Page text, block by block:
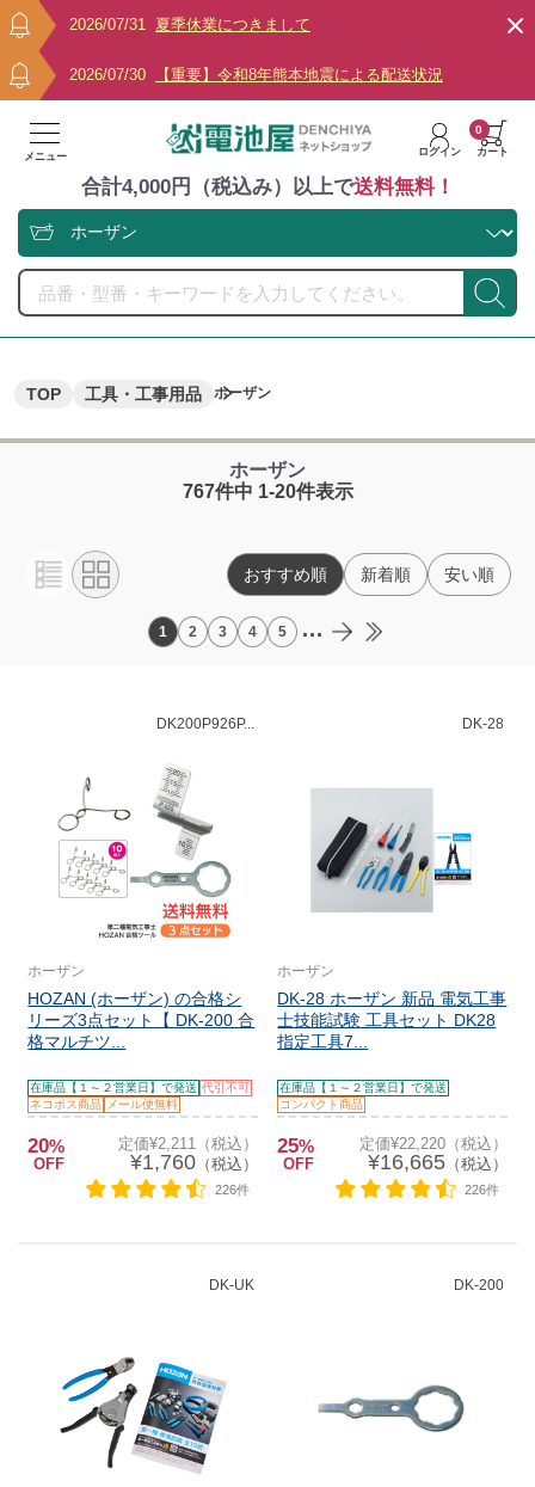
2026/07/31 夏季休業につきまして
2026/07/30 【重要】令和8年熊本地震による配送状況
メニュー ログイン カート
0
合計4,000円（税込み）以上で送料無料！
TOP 工具・工事用品 ホーザン
ホーザン
767件中 1-20件表示
1 2 3 4 5 ...
おすすめ順 新着順 安い順
DK200P926P...
ホーザン
HOZAN (ホーザン) の合格シ
リーズ3点セット【 DK-200 合
格マルチツ...
在庫品【１～２営業日】で発送 代引不可
ネコポス商品
メール便無料
20%
OFF
定価¥2,211（税込）
¥1,760（税込）
226件
DK-28
ホーザン
DK-28 ホーザン 新品 電気工事
士技能試験 工具セット DK28
指定工具7...
在庫品【１～２営業日】で発送
コンパクト商品
25%
OFF
定価¥22,220（税込）
¥16,665（税込）
226件
DK-UK DK-200